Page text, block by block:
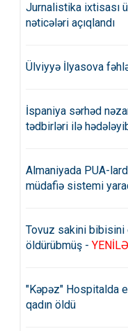
Jurnalistika ixtisası
nəticələri açıqlandı
Ülviyyə İlyasova
İspaniya sərhəd
tədbirləri ilə
Almaniyada PUA-
müdafiə sistemi
Tovuz sakini bibisini
öldürübmüş -
"Kəpəz" Hospitalda
qadın öldü